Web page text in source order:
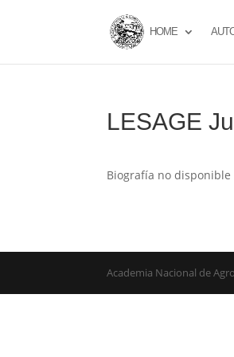
HOME
LESAGE
Biografía no disponible
Academia Nacional de